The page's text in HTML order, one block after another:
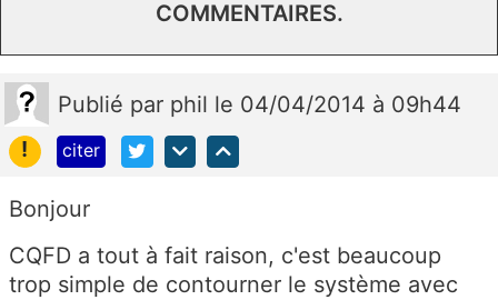
COMMENTAIRES.
Publié par phil le 04/04/2014 à 09h44
!
citer
Bonjour
CQFD a tout à fait raison, c'est beaucoup
trop simple de contourner le système avec